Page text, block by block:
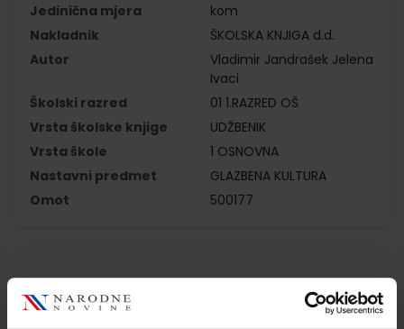
Jedinična mjera
kom
Nakladnik
ŠKOLSKA KNJIGA d.d.
Autor
Vladimir Jandrašek Jelena
Ivaci
Školski razred
01 1.RAZRED OŠ
Vrsta školske knjige
UDŽBENIK
Vrsta škole
1 OSNOVNA
Nastavni predmet
GLAZBENA KULTURA
Omot
500177
Kupci najčešće biraju..